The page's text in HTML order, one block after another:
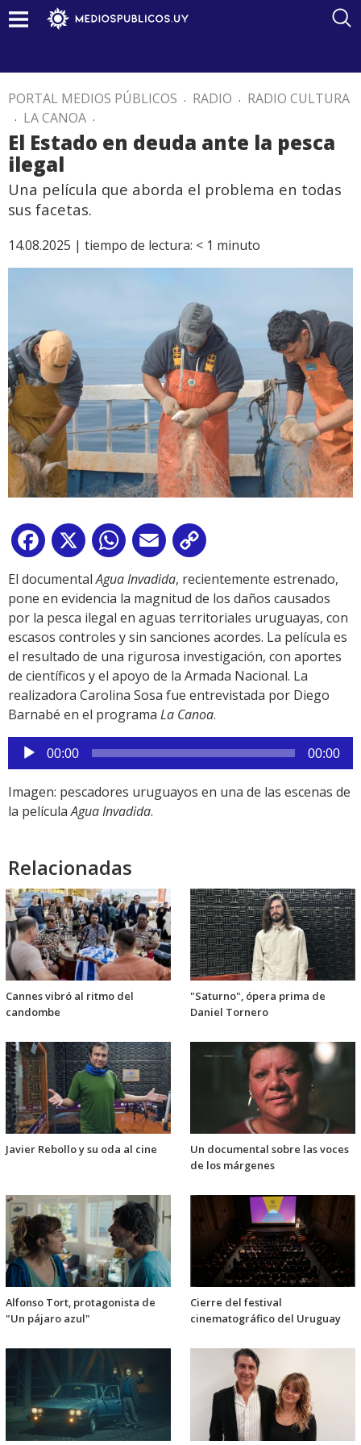
PORTAL MEDIOS PÚBLICOS . RADIO . RADIO CULTURA
. LA CANOA .
El Estado en deuda ante la pesca
ilegal
Una película que aborda el problema en todas
sus facetas.
14.08.2025 | tiempo de lectura: < 1 minuto
Facebook
X WhatsApp
Email
Link
El documentalAgua Invadida, recientemente estrenado,
pone en evidencia la magnitud de los daños causados
por la pesca ilegal en aguas territoriales uruguayas, con
escasos controles y sin sanciones acordes. La película es
el resultado de una rigurosa investigación, con aportes
de científicos y el apoyo de la Armada Nacional. La
realizadora Carolina Sosa fue entrevistada por Diego
Barnabé en el programa La Canoa.
Reproductor
de
audio
00:00 00:00
Imagen: pescadores uruguayos en una de las escenas de
la películaAgua Invadida.
Relacionadas
Cannes vibró al ritmo del
candombe
"Saturno", ópera prima de
Daniel Tornero
Javier Rebollo y su oda al cine
Un documental sobre las voces
de los márgenes
Alfonso Tort, protagonista de
"Un pájaro azul"
Cierre del festival
cinematográfico del Uruguay